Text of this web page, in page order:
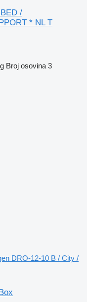
/
* NL T
Broj osovina 3
DRO-12-10 B / City /